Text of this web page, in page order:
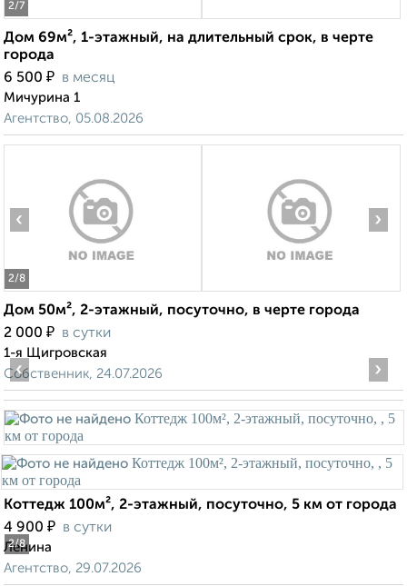
2/7
Дом 69м², 1-этажный, на длительный срок, в черте
города
6 500 ₽ в месяц
Мичурина 1
Агентство, 05.08.2026
2/8
‹ ›
Дом 50м², 2-этажный, посуточно, в черте города
2 000 ₽ в сутки
1-я Щигровская
Собственник, 24.07.2026
2/8
‹ ›
Коттедж 100м², 2-этажный, посуточно, 5 км от города
4 900 ₽ в сутки
Ленина
Агентство, 29.07.2026